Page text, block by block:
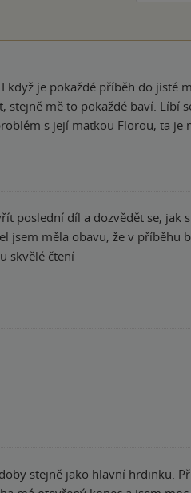
když je pokaždé příběh do jisté
mě to pokaždé baví. Líbí
s její matkou Florou, ta je
poslední díl a dozvědět se, jak
jsem měla obavu, že v příběhu
bavit, a heleďme se, ona autorka vytasí další eso z rukávu skvělé čtení
stejně jako hlavní hrdinku.